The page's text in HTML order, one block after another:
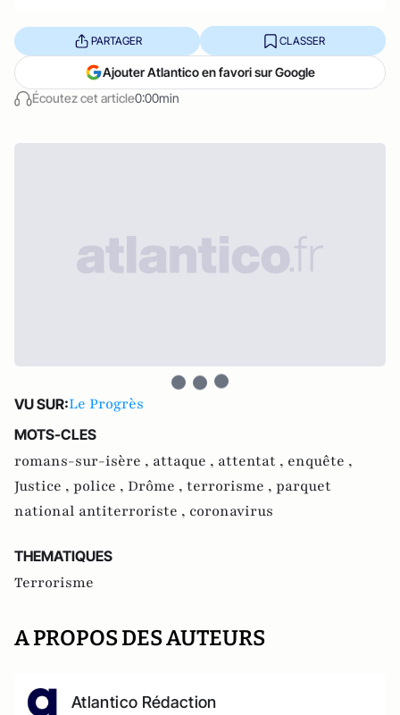
Écoutez cet article0:00min
PARTAGER CLASSER
Ajouter Atlantico en favori sur Google
VU SUR:Le Progrès
MOTS-CLES
romans-sur-isère , attaque , attentat , enquête ,
Justice , police , Drôme , terrorisme , parquet
national antiterroriste , coronavirus
THEMATIQUES
Terrorisme
A PROPOS DES AUTEURS
Atlantico Rédaction